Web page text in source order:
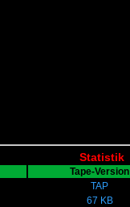
Statistik
Tape-Version
TAP
67 KB